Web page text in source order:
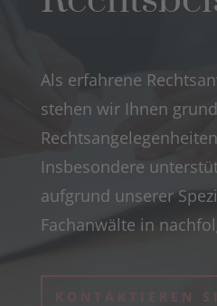
Als erfahrene
stehen wir Ihnen
Insbesondere
aufgrund unserer
Fachanwälte in
KONTAKTIEREN